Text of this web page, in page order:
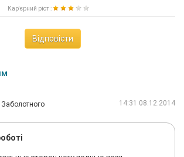
Кар'єрний ріст :
Відповісти
14:31 08.12.2014